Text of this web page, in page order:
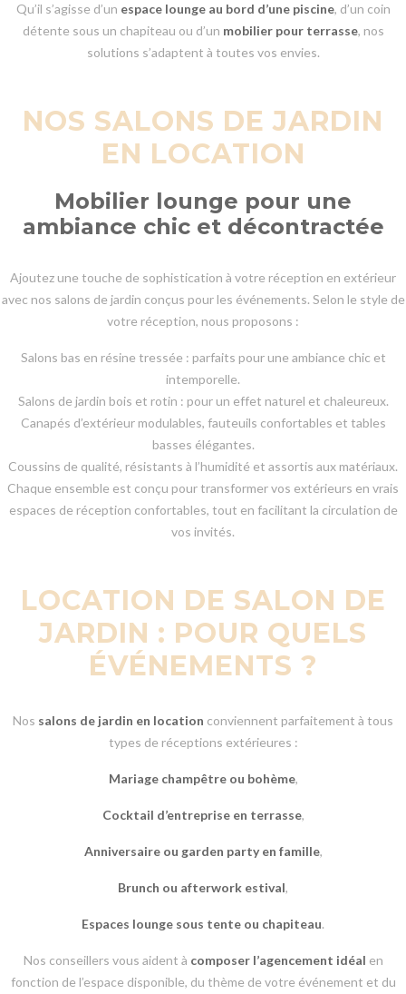
Qu’il s’agisse d’un espace lounge au bord d’une piscine, d’un coin
détente sous un chapiteau ou d’un mobilier pour terrasse, nos
solutions s’adaptent à toutes vos envies.
NOS SALONS DE JARDIN
EN LOCATION
Mobilier lounge pour une
ambiance chic et décontractée
Ajoutez une touche de sophistication à votre réception en extérieur
avec nos salons de jardin conçus pour les événements. Selon le style de
votre réception, nous proposons :
Salons bas en résine tressée : parfaits pour une ambiance chic et
intemporelle.
Salons de jardin bois et rotin : pour un effet naturel et chaleureux.
Canapés d’extérieur modulables, fauteuils confortables et tables
basses élégantes.
Coussins de qualité, résistants à l’humidité et assortis aux matériaux.
Chaque ensemble est conçu pour transformer vos extérieurs en vrais
espaces de réception confortables, tout en facilitant la circulation de
vos invités.
LOCATION DE SALON DE
JARDIN : POUR QUELS
ÉVÉNEMENTS ?
Nos salons de jardin en location conviennent parfaitement à tous
types de réceptions extérieures :
Mariage champêtre ou bohème,
Cocktail d’entreprise en terrasse,
Anniversaire ou garden party en famille,
Brunch ou afterwork estival,
Espaces lounge sous tente ou chapiteau.
Nos conseillers vous aident à composer l’agencement idéal en
fonction de l’espace disponible, du thème de votre événement et du